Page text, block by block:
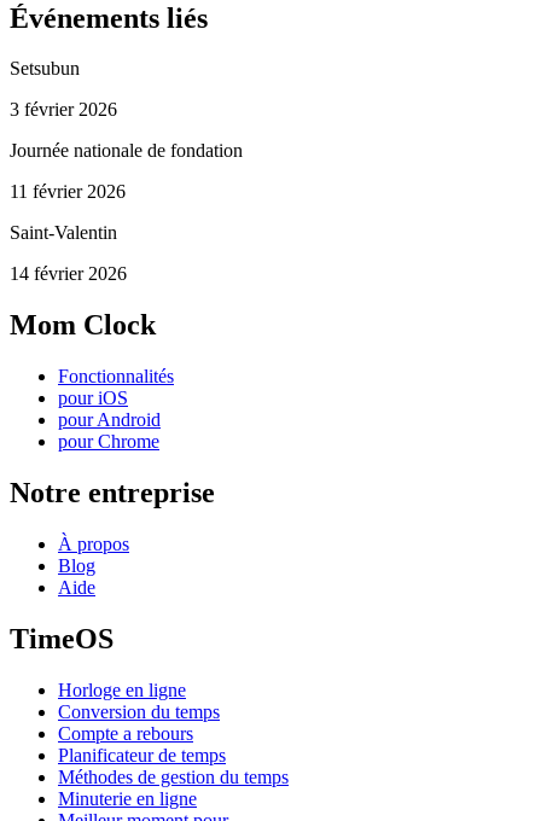
Événements liés
Setsubun
3 février 2026
Journée nationale de fondation
11 février 2026
Saint-Valentin
14 février 2026
Mom Clock
Fonctionnalités
pour iOS
pour Android
pour Chrome
Notre entreprise
À propos
Blog
Aide
TimeOS
Horloge en ligne
Conversion du temps
Compte a rebours
Planificateur de temps
Méthodes de gestion du temps
Minuterie en ligne